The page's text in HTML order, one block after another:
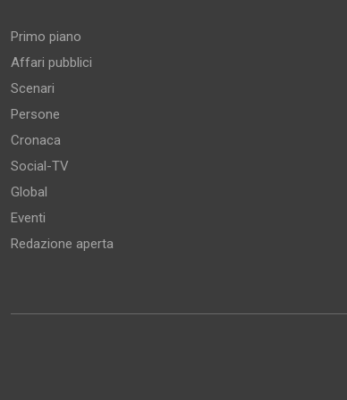
Primo piano
Affari pubblici
Scenari
Persone
Cronaca
Social-TV
Global
Eventi
Redazione aperta